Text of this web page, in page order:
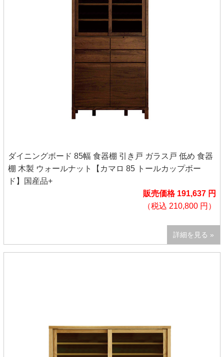
ダイニングボード 85幅 食器棚 引き戸 ガラス戸 低め 食器
棚 木製 ウォールナット【カマロ 85 トールカップボー
ド】国産品+
販売価格 191,637 円
（税込 210,800 円）
詳細を見る »